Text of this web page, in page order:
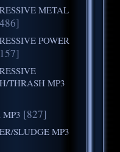
METAL
POWER
THRASH MP3
MP3 [827]
SLUDGE MP3